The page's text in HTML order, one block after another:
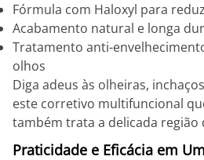
Fórmula com Haloxyl para
Acabamento natural e longa
Tratamento anti-
olhos
Diga adeus às olheiras,
este corretivo multifuncional
também trata a delicada região
Praticidade e Eficácia em